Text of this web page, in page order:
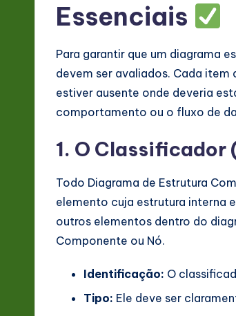
Essenciais
Para garantir que um diagrama
devem ser avaliados. Cada item
estiver ausente onde deveria
comportamento ou o fluxo de
1. O Classificador
Todo Diagrama de Estrutura
elemento cuja estrutura interna
outros elementos dentro do
Componente ou Nó.
Identificação: O
Tipo: Ele deve ser